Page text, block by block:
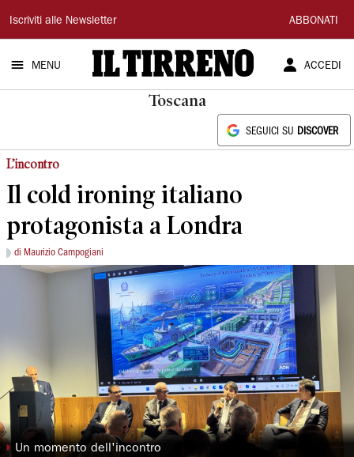
Il
Tirreno
Iscriviti alle Newsletter ABBONATI
MENU ACCEDI
Toscana
SEGUICI SU DISCOVER
L’incontro
Il cold ironing italiano
protagonista a Londra
di Maurizio Campogiani
◗ Un momento dell'incontro